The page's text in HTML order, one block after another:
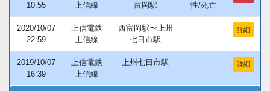
10:55
上信線
富岡駅
性/死亡
2020/10/07
22:59
上信電鉄
上信線
西富岡駅〜上州
七日市駅
詳細
2019/10/07
16:39
上信電鉄
上信線
上州七日市駅 詳細